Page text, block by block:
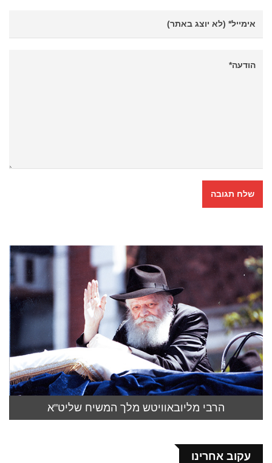
הרבי מליובאוויטש מלך המשיח שליט"א
עקוב אחרינו